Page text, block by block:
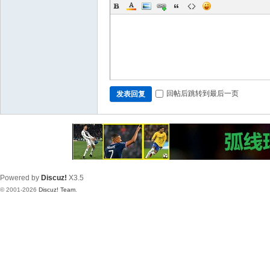
发表回复 回帖后跳转到最后一页
Powered by Discuz! X3.5
© 2001-2026 Discuz! Team